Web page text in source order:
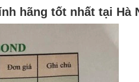
hãng tốt nhất tại Hà